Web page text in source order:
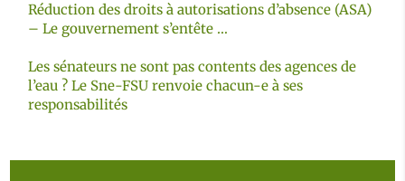
Réduction des droits à autorisations d’absence (ASA)
– Le gouvernement s’entête …
Les sénateurs ne sont pas contents des agences de
l’eau ? Le Sne-FSU renvoie chacun-e à ses
responsabilités